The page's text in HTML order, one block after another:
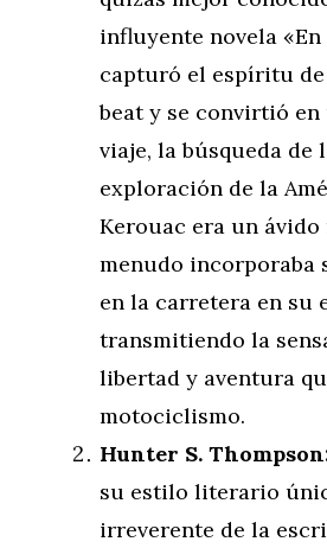
influyente novela «En
capturó el espíritu
beat y se convirtió
viaje, la búsqueda de
exploración de la
Kerouac era un
menudo incorporaba
en la carretera en su
transmitiendo la
libertad y aventura
motociclismo.
Hunter S.
su estilo literario
irreverente de la